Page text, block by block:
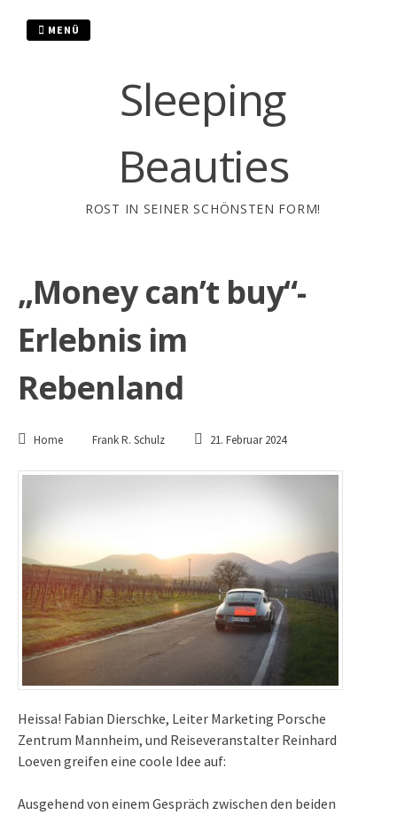
Sleeping
Beauties
ROST IN SEINER SCHÖNSTEN FORM!
MENÜ
„Money can’t buy“-
Erlebnis im
Rebenland
Home Frank R. Schulz 21. Februar 2024
Heissa! Fabian Dierschke, Leiter Marketing Porsche
Zentrum Mannheim, und Reiseveranstalter Reinhard
Loeven greifen eine coole Idee auf:
Ausgehend von einem Gespräch zwischen den beiden